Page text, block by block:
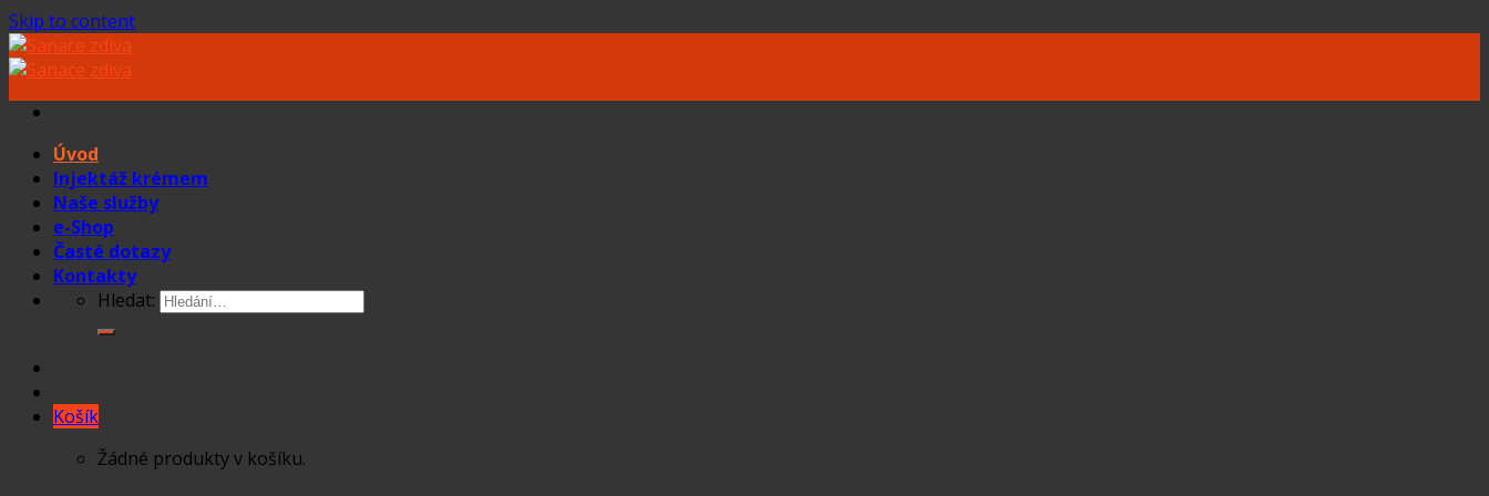
Skip to content
Úvod
Injektáž krémem
Naše služby
e-Shop
Časté dotazy
Kontakty
Hledat:
Košík
Žádné produkty v košíku.